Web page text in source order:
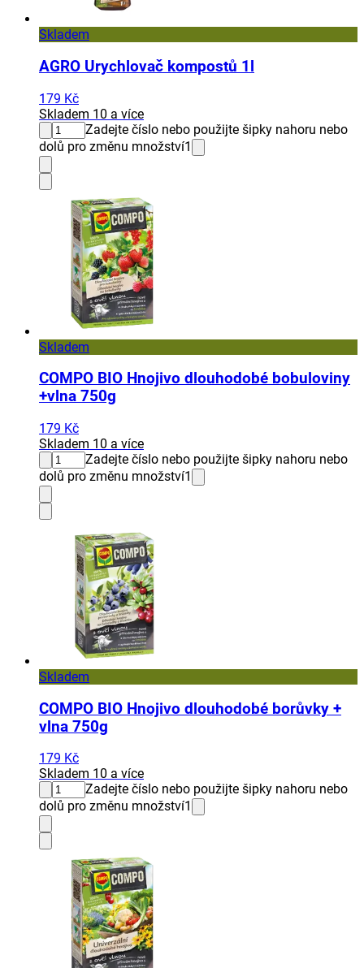
Skladem
AGRO Urychlovač kompostů 1l
179 Kč
Skladem 10 a více
Zadejte číslo nebo použijte šipky nahoru nebo
dolů pro změnu množství1
Skladem
COMPO BIO Hnojivo dlouhodobé bobuloviny
+vlna 750g
179 Kč
Skladem 10 a více
Zadejte číslo nebo použijte šipky nahoru nebo
dolů pro změnu množství1
Skladem
COMPO BIO Hnojivo dlouhodobé borůvky +
vlna 750g
179 Kč
Skladem 10 a více
Zadejte číslo nebo použijte šipky nahoru nebo
dolů pro změnu množství1